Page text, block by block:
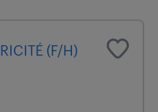
(F/H)